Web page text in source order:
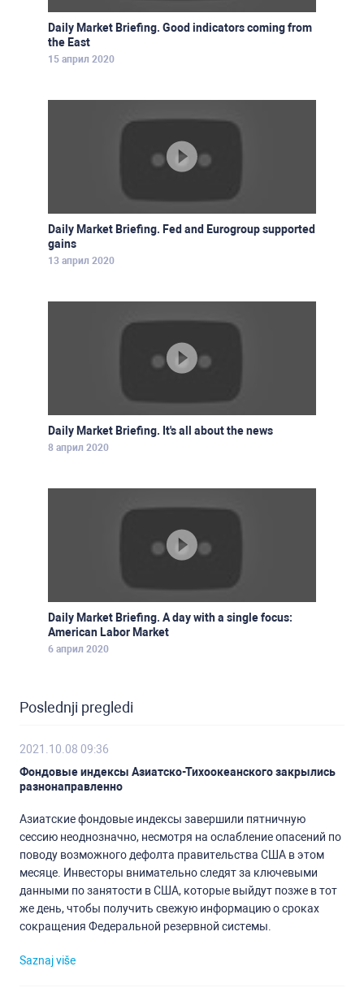
Daily Market Briefing. Good indicators coming from
the East
15 април 2020
Daily Market Briefing. Fed and Eurogroup supported
gains
13 април 2020
Daily Market Briefing. It's all about the news
8 април 2020
Daily Market Briefing. A day with a single focus:
American Labor Market
6 април 2020
Poslednji pregledi
2021.10.08 09:36
Фондовые индексы Азиатско-Тихоокеанского закрылись
разнонаправленно
Азиатские фондовые индексы завершили пятничную
сессию неоднозначно, несмотря на ослабление опасений по
поводу возможного дефолта правительства США в этом
месяце. Инвесторы внимательно следят за ключевыми
данными по занятости в США, которые выйдут позже в тот
же день, чтобы получить свежую информацию о сроках
сокращения Федеральной резервной системы.
Saznaj više